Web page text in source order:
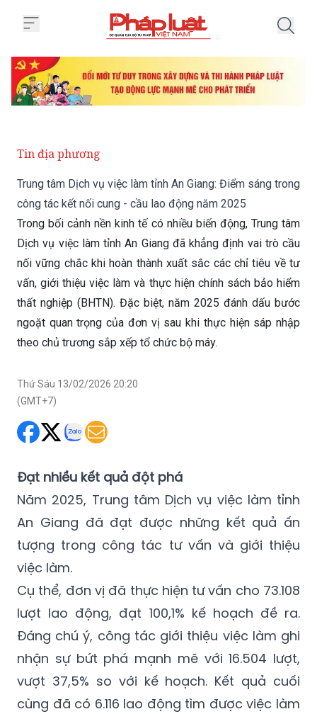
Tin địa phương
Trung tâm Dịch vụ việc làm tỉnh An Giang: Điểm sáng trong
công tác kết nối cung - cầu lao động năm 2025
Trong bối cảnh nền kinh tế có nhiều biến động, Trung tâm
Dịch vụ việc làm tỉnh An Giang đã khẳng định vai trò cầu
nối vững chắc khi hoàn thành xuất sắc các chỉ tiêu về tư
vấn, giới thiệu việc làm và thực hiện chính sách bảo hiểm
thất nghiệp (BHTN). Đặc biệt, năm 2025 đánh dấu bước
ngoặt quan trọng của đơn vị sau khi thực hiện sáp nhập
theo chủ trương sắp xếp tổ chức bộ máy.
Thứ Sáu 13/02/2026 20:20
(GMT+7)
Đạt nhiều kết quả đột phá
Năm 2025, Trung tâm Dịch vụ việc làm tỉnh
An Giang đã đạt được những kết quả ấn
tượng trong công tác tư vấn và giới thiệu
việc làm.
Cụ thể, đơn vị đã thực hiện tư vấn cho 73.108
lượt lao động, đạt 100,1% kế hoạch đề ra.
Đáng chú ý, công tác giới thiệu việc làm ghi
nhận sự bứt phá mạnh mẽ với 16.504 lượt,
vượt 37,5% so với kế hoạch. Kết quả cuối
cùng đã có 6.116 lao động tìm được việc làm